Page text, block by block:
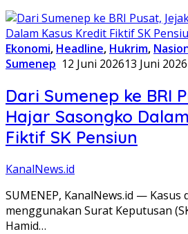
Ekonomi, Headline, Hukrim,
Sumenep 12 Juni 202613 Juni 2026
Dari Sumenep ke BRI
Hajar Sasongko
Fiktif SK Pensiun
KanalNews.id
SUMENEP, KanalNews.id —
menggunakan Surat Keputusan
Hamid…